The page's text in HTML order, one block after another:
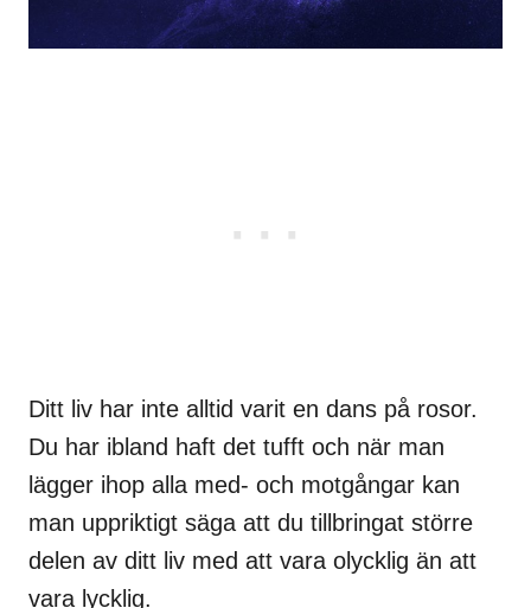
Ditt liv har inte alltid varit en dans på rosor.
Du har ibland haft det tufft och när man
lägger ihop alla med- och motgångar kan
man uppriktigt säga att du tillbringat större
delen av ditt liv med att vara olycklig än att
vara lycklig.